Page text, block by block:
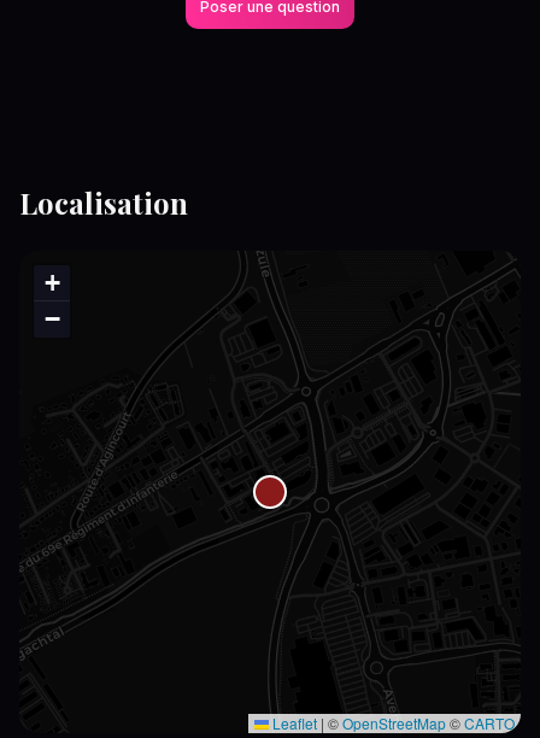
Poser une question
Localisation
+
−
Leaflet | ©OpenStreetMap©CARTO